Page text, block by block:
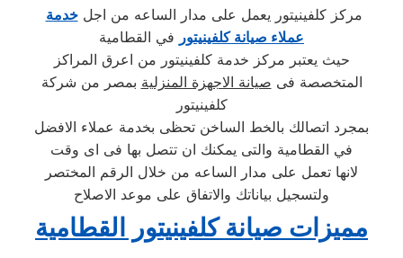
مركز كلفينيتور يعمل على مدار الساعه من اجلخدمة
عملاء صيانة كلفينيتور في القطامية
حيث يعتبر مركز خدمة كلفينيتور من اعرق المراكز
المتخصصة فى صيانة الاجهزة المنزلية بمصر من شركة
كلفينيتور
بمجرد اتصالك بالخط الساخن تحظى بخدمة عملاء الافضل
في القطامية والتى يمكنك ان تتصل بها فى اى وقت
لانها تعمل على مدار الساعه من خلال الرقم المختصر
ولتسجيل بياناتك والاتفاق على موعد الاصلاح
مميزات صيانة كلفينيتور القطامية